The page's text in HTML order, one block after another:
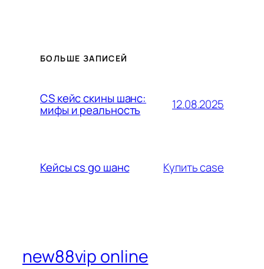
БОЛЬШЕ ЗАПИСЕЙ
CS кейс скины шанс:
мифы и реальность 12.08.2025
Кейсы cs go шанс Купить case
new88vip online